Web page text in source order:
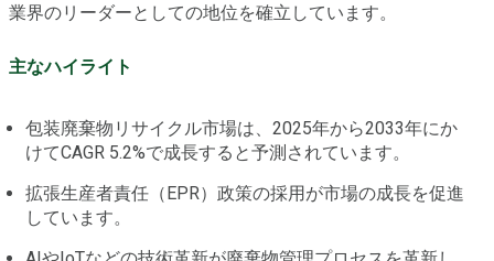
業界のリーダーとしての地位を確立しています。
主なハイライト
包装廃棄物リサイクル市場は、2025年から2033年にか
けてCAGR 5.2%で成長すると予測されています。
拡張生産者責任（EPR）政策の採用が市場の成長を促進
しています。